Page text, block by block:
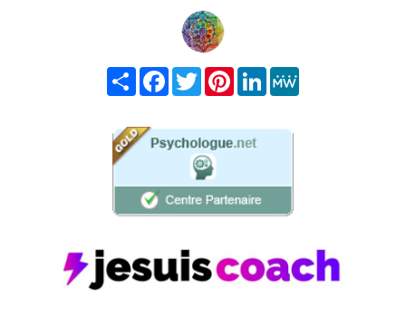
Share FacebookTwitterPinterest
LinkedIn